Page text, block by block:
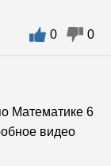
0 0
Математике 6
видео